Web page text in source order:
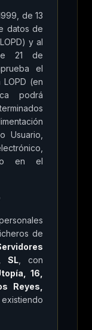
de 13
datos de
y al
21 de
el
(en
podrá
Usuario,
en el
de
SL , con
16,
Reyes,
, existiendo